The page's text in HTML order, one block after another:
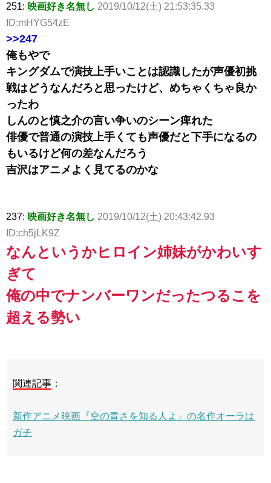
251: 映画好き名無し 2019/10/12(土) 21:53:35.33
ID:mHYG54zE
>>247
俺もやで
キングダムで演技上手いことは認識したが声優初挑
戦はどうなんだろと思ったけど、めちゃくちゃ良か
ったわ
しんのと慎之介の言い争いのシーン痺れた
俳優で普通の演技上手くても声優だと下手になるの
もいるけど何の差なんだろう
吉沢はアニメよく見てるのかな
237: 映画好き名無し 2019/10/12(土) 20:43:42.93
ID:ch5jLK9Z
なんというかヒロイン姉妹がかわいす
ぎて
俺の中でナンバーワンだったつるこを
超える勢い
関連記事 ：
新作アニメ映画『空の青さを知る人よ』の名作オーラは
ガチ